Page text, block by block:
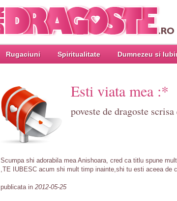
Rugaciuni Spiritualitate Dumnezeu si
Esti viata mea :*
poveste de dragoste
Scumpa shi adorabila mea Anishoara, cred ca titlu spune
,TE IUBESC acum shi mult timp inainte,shi tu esti aceea de
publicata in 2012-05-25